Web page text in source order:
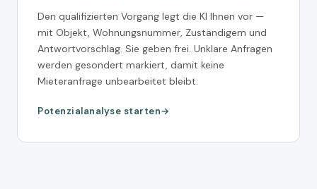
Den qualifizierten Vorgang legt die KI Ihnen vor —
mit Objekt, Wohnungsnummer, Zuständigem und
Antwortvorschlag. Sie geben frei. Unklare Anfragen
werden gesondert markiert, damit keine
Mieteranfrage unbearbeitet bleibt.
Potenzialanalyse starten